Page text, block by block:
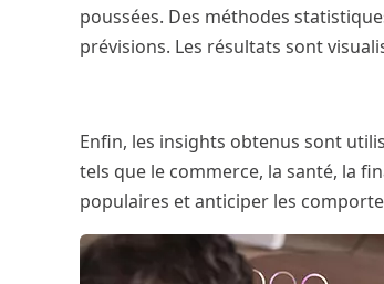
poussées. Des méthodes
prévisions. Les résultats sont
Enfin, les insights obtenus sont
tels que le commerce, la santé, la
populaires et anticiper les